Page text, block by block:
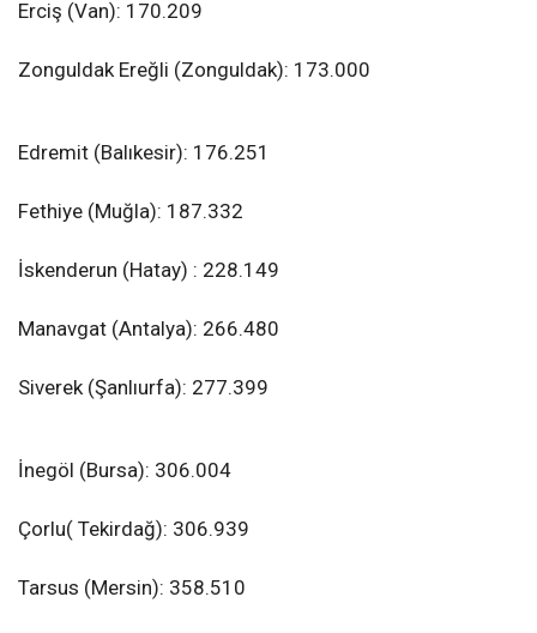
Erciş (Van): 170.209
Zonguldak Ereğli (Zonguldak): 173.000
Edremit (Balıkesir): 176.251
Fethiye (Muğla): 187.332
İskenderun (Hatay) : 228.149
Manavgat (Antalya): 266.480
Siverek (Şanlıurfa): 277.399
İnegöl (Bursa): 306.004
Çorlu( Tekirdağ): 306.939
Tarsus (Mersin): 358.510